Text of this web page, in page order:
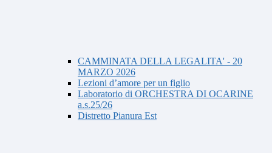
CAMMINATA DELLA LEGALITA' - 20
MARZO 2026
Lezioni d’amore per un figlio
Laboratorio di ORCHESTRA DI OCARINE
a.s.25/26
Distretto Pianura Est